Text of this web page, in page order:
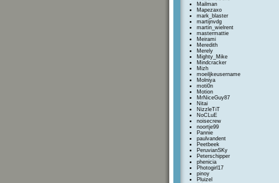
Mailman
Mapezaxo
mark_blaster
martijnvdg
martin_wielrent
mastermattie
Meirami
Meredith
Merely
Mighty_Mike
Mindcracker
Mizh
moeiljkeusername
Molniya
moti0n
Motion
MrNiceGuy87
Nitai
NizzleTiT
NoCLuE
noisecrew
noortje99
Pannie
paulvandent
Peetbeek
PeruvianSKy
Peterschipper
phenicia
Photogirl17
pinoy
Pluizel